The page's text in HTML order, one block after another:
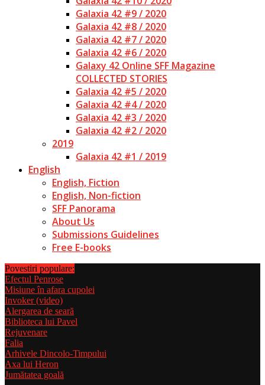
Galaxia 42 #9 / 2020
Galaxia 42 #8 / 2020
Galaxia 42 #7 / 2020
Galaxia 42 #6 / 2020
Galaxy 42 Online SFF Magazine
COLLECTED STORIES
Galaxia 42 #5 / 2020
Galaxia 42 #4 / 2020
Galaxia 42 #3 / 2020
Galaxia 42 #2 / 2020
2019
Galaxia 42 #1 / 2019
English
English, Fiction
English, Non-fiction
SFF Panorama
About Us
Submissions Guidelines
Free E-books
Povestiri populare:
Efectul Penrose
Misiune în afara cupolei
Invoker (video)
Alergarea de seară
Biblioteca lui Pavel
Rejuvenare
Falia
Arhivele Dincolo-Timpului
Axa lui Heron
Jumătatea goală